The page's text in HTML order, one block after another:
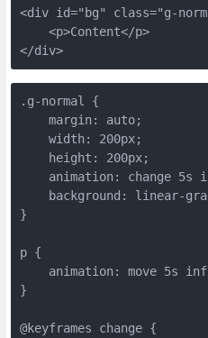
<div id="bg" class="g-
    <p>Content</p>
</div>
.g-normal {
    margin: auto;
    width: 200px;
    height: 200px;
animation: change 5s
background: linear-
}
p {
animation: move 5s
}
@keyframes change {